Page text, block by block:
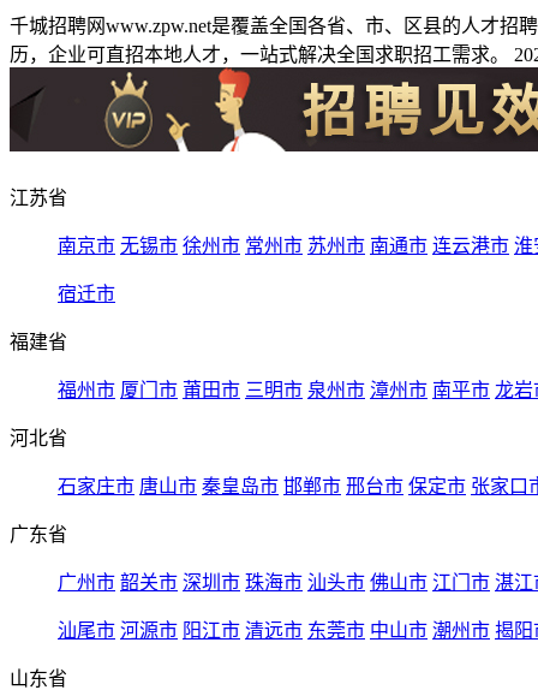
千城招聘网www.zpw.net是覆盖全国各省、市、区县的人才
历，企业可直招本地人才，一站式解决全国求职招工需求。
江苏省
南京市 无锡市 徐州市 常州市 苏州市 南通市 连云港市 淮
宿迁市
福建省
福州市 厦门市 莆田市 三明市 泉州市 漳州市 南平市 龙岩
河北省
石家庄市 唐山市 秦皇岛市 邯郸市 邢台市 保定市 张家口
广东省
广州市 韶关市 深圳市 珠海市 汕头市 佛山市 江门市 湛江
汕尾市 河源市 阳江市 清远市 东莞市 中山市 潮州市 揭阳
山东省